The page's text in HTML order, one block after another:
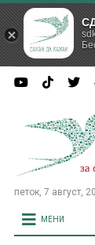
петок, 7 август,
МЕНИ